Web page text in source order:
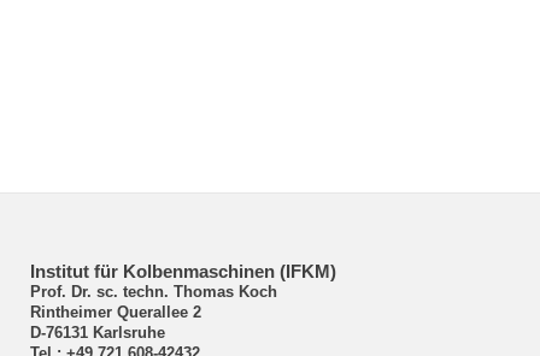
Institut für Kolbenmaschinen (IFKM)
Prof. Dr. sc. techn. Thomas Koch
Rintheimer Querallee 2
D-76131 Karlsruhe